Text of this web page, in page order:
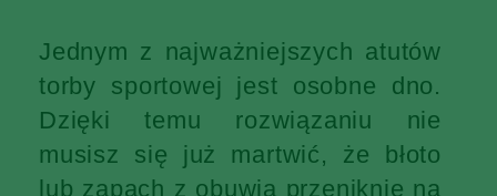
Jednym z najważniejszych atutów
torby sportowej jest osobne dno.
Dzięki temu rozwiązaniu nie
musisz się już martwić, że błoto
lub zapach z obuwia przeniknie na